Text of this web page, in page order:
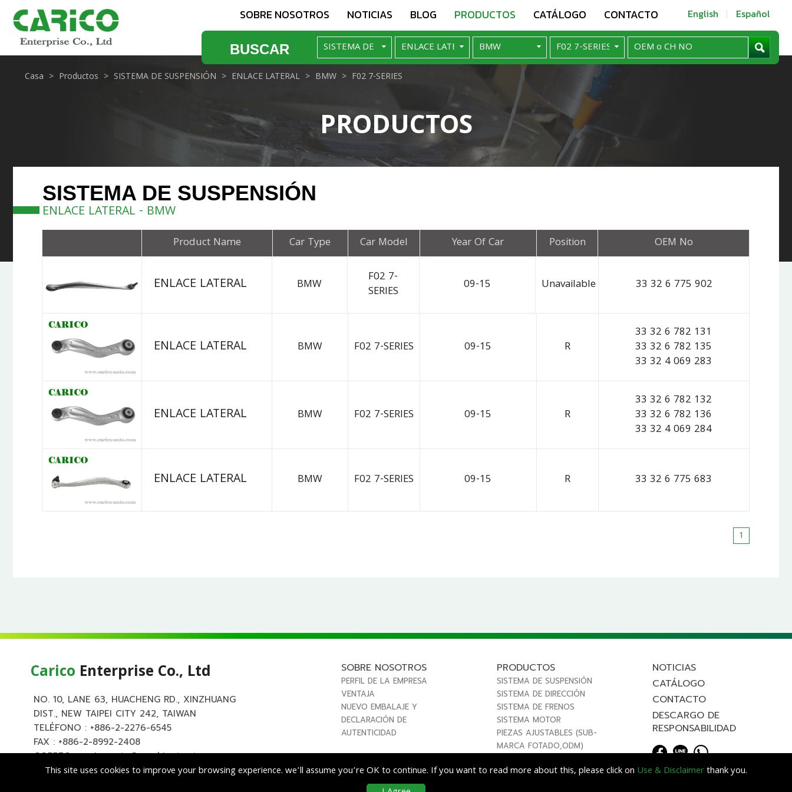
SOBRE NOSOTROS NOTICIAS BLOG PRODUCTOS CATÁLOGO CONTACTO English Español
BUSCAR
PRODUCTOS
Casa Productos SISTEMA DE SUSPENSIÓN ENLACE LATERAL BMW F02 7-SERIES
SISTEMA DE SUSPENSIÓN
ENLACE LATERAL - BMW
Product Name Car Type Car Model Year Of Car Position OEM No
ENLACE LATERAL BMW
F02 7-
SERIES
09-15 Unavailable 33 32 6 775 902
ENLACE LATERAL BMW F02 7-SERIES 09-15 R
33 32 6 782 131
33 32 6 782 135
33 32 4 069 283
ENLACE LATERAL BMW F02 7-SERIES 09-15 R
33 32 6 782 132
33 32 6 782 136
33 32 4 069 284
ENLACE LATERAL BMW F02 7-SERIES 09-15 R 33 32 6 775 683
1
Carico Enterprise Co., Ltd
NO. 10, LANE 63, HUACHENG RD., XINZHUANG
DIST., NEW TAIPEI CITY 242, TAIWAN
TELÉFONO : +886-2-2276-6545
FAX : +886-2-8992-2408
CORREO :carico.auto@msa.hinet.net
SOBRE NOSOTROS
PERFIL DE LA EMPRESA
VENTAJA
NUEVO EMBALAJE Y
DECLARACIÓN DE
AUTENTICIDAD
PRODUCTOS
SISTEMA DE SUSPENSIÓN
SISTEMA DE DIRECCIÓN
SISTEMA DE FRENOS
SISTEMA MOTOR
PIEZAS AJUSTABLES (SUB-
MARCA FOTADO,ODM)
NOTICIAS
CATÁLOGO
CONTACTO
DESCARGO DE
RESPONSABILIDAD
This site uses cookies to improve your browsing experience. we’ll assume you’re OK to continue. If you want to read more about this, please click on Use & Disclaimerthank you.